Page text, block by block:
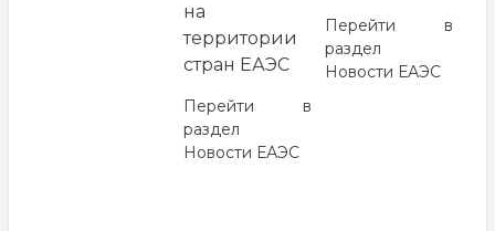
на
территории
стран ЕАЭС
Перейти в
раздел
Новости ЕАЭС
Перейти в
раздел
Новости ЕАЭС